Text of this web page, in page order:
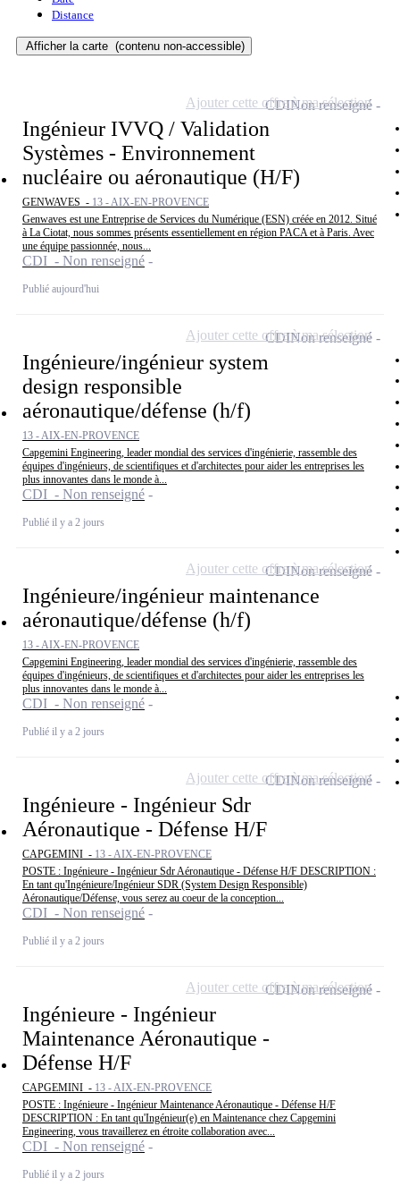
Distance
Afficher la carte (contenu non-accessible)
Ingénieur IVVQ / Validation
Systèmes - Environnement
nucléaire ou aéronautique (H/F)
GENWAVES - 13 - AIX-EN-PROVENCE
Genwaves est une Entreprise de Services du Numérique (ESN) créée en 2012. Situé
à La Ciotat, nous sommes présents essentiellement en région PACA et à Paris. Avec
une équipe passionnée, nous...
CDI - Non renseigné
Publié aujourd'hui
CDINon renseigné
Ajouter cette offre à ma sélection
Ingénieure/ingénieur system
design responsible
aéronautique/défense (h/f)
13 - AIX-EN-PROVENCE
Capgemini Engineering, leader mondial des services d'ingénierie, rassemble des
équipes d'ingénieurs, de scientifiques et d'architectes pour aider les entreprises les
plus innovantes dans le monde à...
CDI - Non renseigné
Publié il y a 2 jours
CDINon renseigné
Ajouter cette offre à ma sélection
Ingénieure/ingénieur maintenance
aéronautique/défense (h/f)
13 - AIX-EN-PROVENCE
Capgemini Engineering, leader mondial des services d'ingénierie, rassemble des
équipes d'ingénieurs, de scientifiques et d'architectes pour aider les entreprises les
plus innovantes dans le monde à...
CDI - Non renseigné
Publié il y a 2 jours
CDINon renseigné
Ajouter cette offre à ma sélection
Ingénieure - Ingénieur Sdr
Aéronautique - Défense H/F
CAPGEMINI - 13 - AIX-EN-PROVENCE
POSTE : Ingénieure - Ingénieur Sdr Aéronautique - Défense H/F DESCRIPTION :
En tant qu'Ingénieure/Ingénieur SDR (System Design Responsible)
Aéronautique/Défense, vous serez au coeur de la conception...
CDI - Non renseigné
Publié il y a 2 jours
CDINon renseigné
Ajouter cette offre à ma sélection
Ingénieure - Ingénieur
Maintenance Aéronautique -
Défense H/F
CAPGEMINI - 13 - AIX-EN-PROVENCE
POSTE : Ingénieure - Ingénieur Maintenance Aéronautique - Défense H/F
DESCRIPTION : En tant qu'Ingénieur(e) en Maintenance chez Capgemini
Engineering, vous travaillerez en étroite collaboration avec...
CDI - Non renseigné
Publié il y a 2 jours
CDINon renseigné
Ajouter cette offre à ma sélection